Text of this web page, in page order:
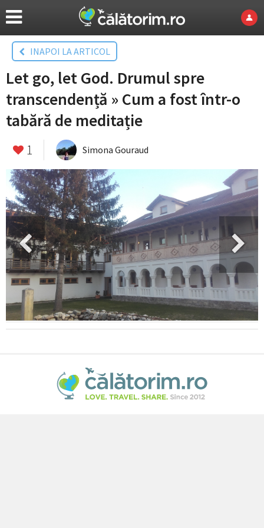
INAPOI LA ARTICOL
Let go, let God. Drumul spre
transcendență » Cum a fost într-o
tabără de meditație
1 Simona Gouraud